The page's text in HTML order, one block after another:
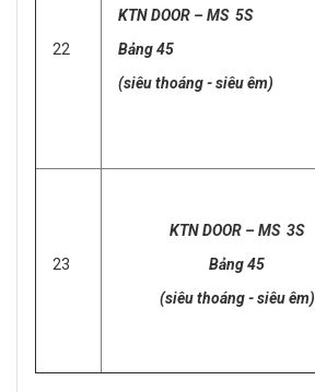
22
KTN DOOR – MS 5S
Bảng 45
(siêu thoáng - siêu êm)
23
KTN DOOR – MS 3S
Bảng 45
(siêu thoáng - siêu êm)